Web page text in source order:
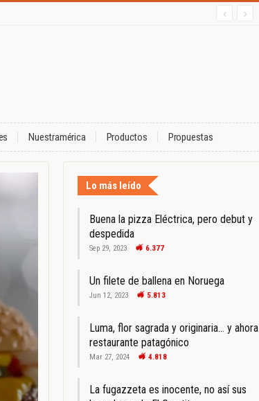
Nuestramérica Productos Propuestas
Lo más leído
Buena la pizza Eléctrica, pero debut y
despedida
Sep 29, 2023 6.377
Un filete de ballena en Noruega
Jun 12, 2023 5.813
Luma, flor sagrada y originaria… y ahora
restaurante patagónico
Mar 27, 2024 4.818
La fugazzeta es inocente, no así sus